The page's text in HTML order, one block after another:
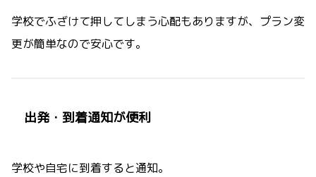
学校でふざけて押してしまう心配もありますが、プラン変
更が簡単なので安心です。
出発・到着通知が便利
学校や自宅に到着すると通知。